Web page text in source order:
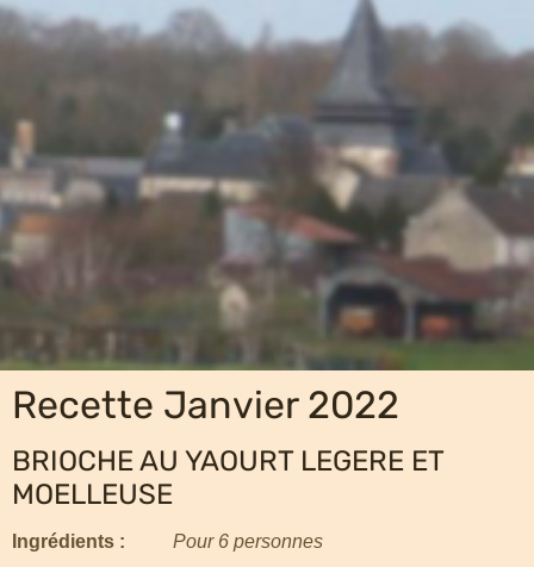
Recette Janvier 2022
BRIOCHE AU YAOURT LEGERE ET
MOELLEUSE
Ingrédients : Pour 6 personnes